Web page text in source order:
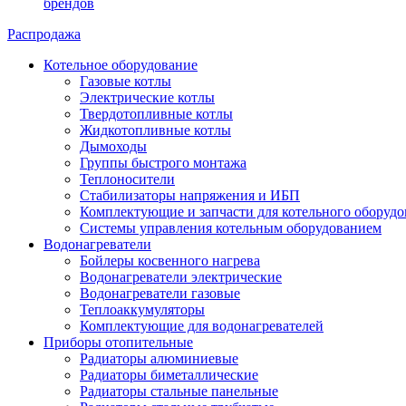
Распродажа
Котельное оборудование
Газовые котлы
Электрические котлы
Твердотопливные котлы
Жидкотопливные котлы
Дымоходы
Группы быстрого монтажа
Теплоносители
Стабилизаторы напряжения и ИБП
Комплектующие и запчасти для котельного
Системы управления котельным оборудованием
Водонагреватели
Бойлеры косвенного нагрева
Водонагреватели электрические
Водонагреватели газовые
Теплоаккумуляторы
Комплектующие для водонагревателей
Приборы отопительные
Радиаторы алюминиевые
Радиаторы биметаллические
Радиаторы стальные панельные